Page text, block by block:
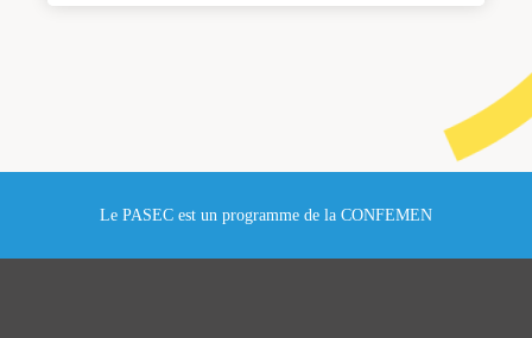
Le PASEC est un programme de la CONFEMEN